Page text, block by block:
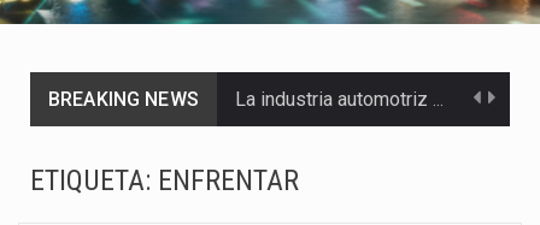
BREAKING NEWS
ETIQUETA: ENFRENTAR